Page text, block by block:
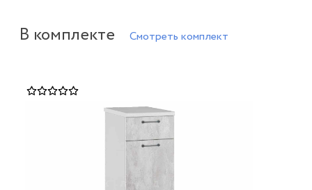
В комплекте Смотреть комплект